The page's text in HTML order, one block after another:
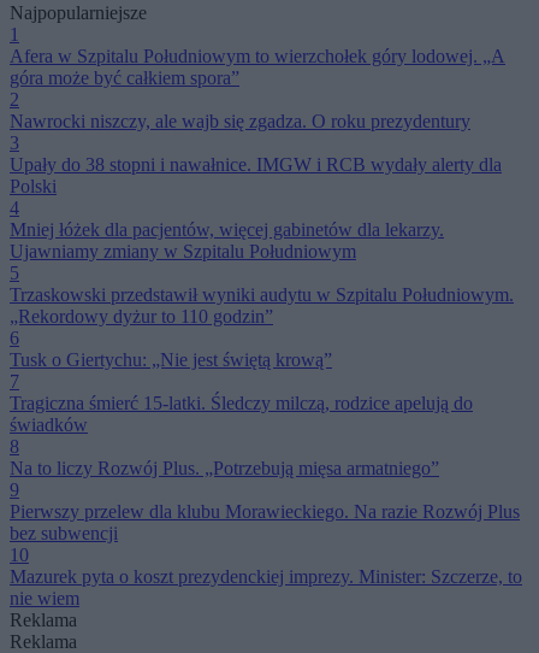
Najpopularniejsze
1
Afera w Szpitalu Południowym to wierzchołek góry lodowej. „A
góra może być całkiem spora”
2
Nawrocki niszczy, ale wajb się zgadza. O roku prezydentury
3
Upały do 38 stopni i nawałnice. IMGW i RCB wydały alerty dla
Polski
4
Mniej łóżek dla pacjentów, więcej gabinetów dla lekarzy.
Ujawniamy zmiany w Szpitalu Południowym
5
Trzaskowski przedstawił wyniki audytu w Szpitalu Południowym.
„Rekordowy dyżur to 110 godzin”
6
Tusk o Giertychu: „Nie jest świętą krową”
7
Tragiczna śmierć 15-latki. Śledczy milczą, rodzice apelują do
świadków
8
Na to liczy Rozwój Plus. „Potrzebują mięsa armatniego”
9
Pierwszy przelew dla klubu Morawieckiego. Na razie Rozwój Plus
bez subwencji
10
Mazurek pyta o koszt prezydenckiej imprezy. Minister: Szczerze, to
nie wiem
Reklama
Reklama